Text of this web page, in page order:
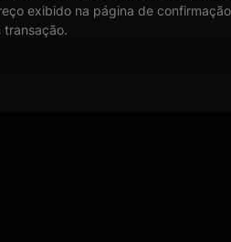
exibido na página de
transação.